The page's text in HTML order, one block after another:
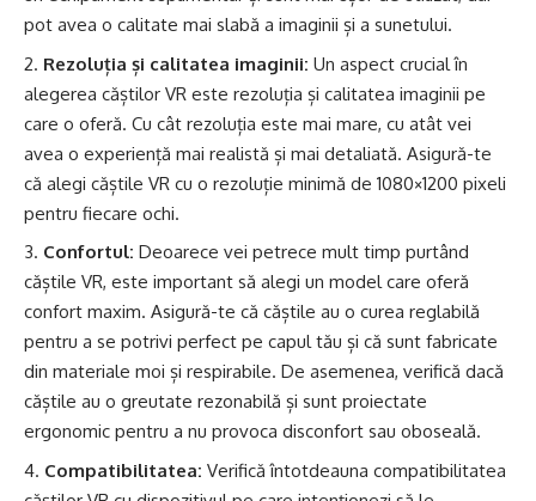
pot avea o calitate mai slabă a imaginii și a sunetului.
Rezoluția și calitatea imaginii: Un aspect crucial în
alegerea căștilor VR este rezoluția și calitatea imaginii pe
care o oferă. Cu cât rezoluția este mai mare, cu atât vei
avea o experiență mai realistă și mai detaliată. Asigură-te
că alegi căștile VR cu o rezoluție minimă de 1080×1200 pixeli
pentru fiecare ochi.
Confortul: Deoarece vei petrece mult timp purtând
căștile VR, este important să alegi un model care oferă
confort maxim. Asigură-te că căștile au o curea reglabilă
pentru a se potrivi perfect pe capul tău și că sunt fabricate
din materiale moi și respirabile. De asemenea, verifică dacă
căștile au o greutate rezonabilă și sunt proiectate
ergonomic pentru a nu provoca disconfort sau oboseală.
Compatibilitatea: Verifică întotdeauna compatibilitatea